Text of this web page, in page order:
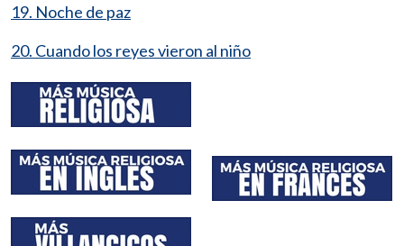
19. Noche de paz
20. Cuando los reyes vieron al niño